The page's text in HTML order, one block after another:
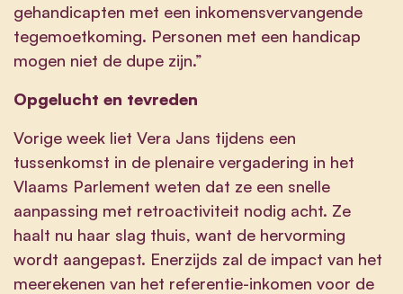
gehandicapten met een inkomensvervangende
tegemoetkoming. Personen met een handicap
mogen niet de dupe zijn.”
Opgelucht en tevreden
Vorige week liet Vera Jans tijdens een
tussenkomst in de plenaire vergadering in het
Vlaams Parlement weten dat ze een snelle
aanpassing met retroactiviteit nodig acht. Ze
haalt nu haar slag thuis, want de hervorming
wordt aangepast. Enerzijds zal de impact van het
meerekenen van het referentie-inkomen voor de